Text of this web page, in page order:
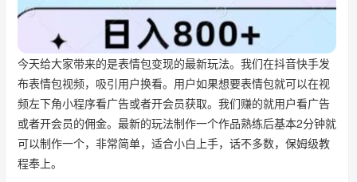
今天给大家带来的是表情包变现的最新玩法。我们在抖音快手发
布表情包视频，吸引用户换看。用户如果想要表情包就可以在视
频左下角小程序看广告或者开会员获取。我们赚的就用户看广告
或者开会员的佣金。最新的玩法制作一个作品熟练后基本2分钟就
可以制作一个，非常简单，适合小白上手，话不多数，保姆级教
程奉上。